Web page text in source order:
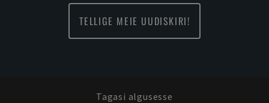
TELLIGE MEIE UUDISKIRI!
Tagasi algusesse